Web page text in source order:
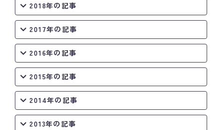
2018年の記事
2017年の記事
2016年の記事
2015年の記事
2014年の記事
2013年の記事